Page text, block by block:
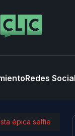
Redes
épica selfie